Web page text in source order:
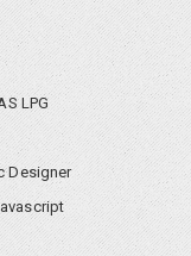
LPG
Designer